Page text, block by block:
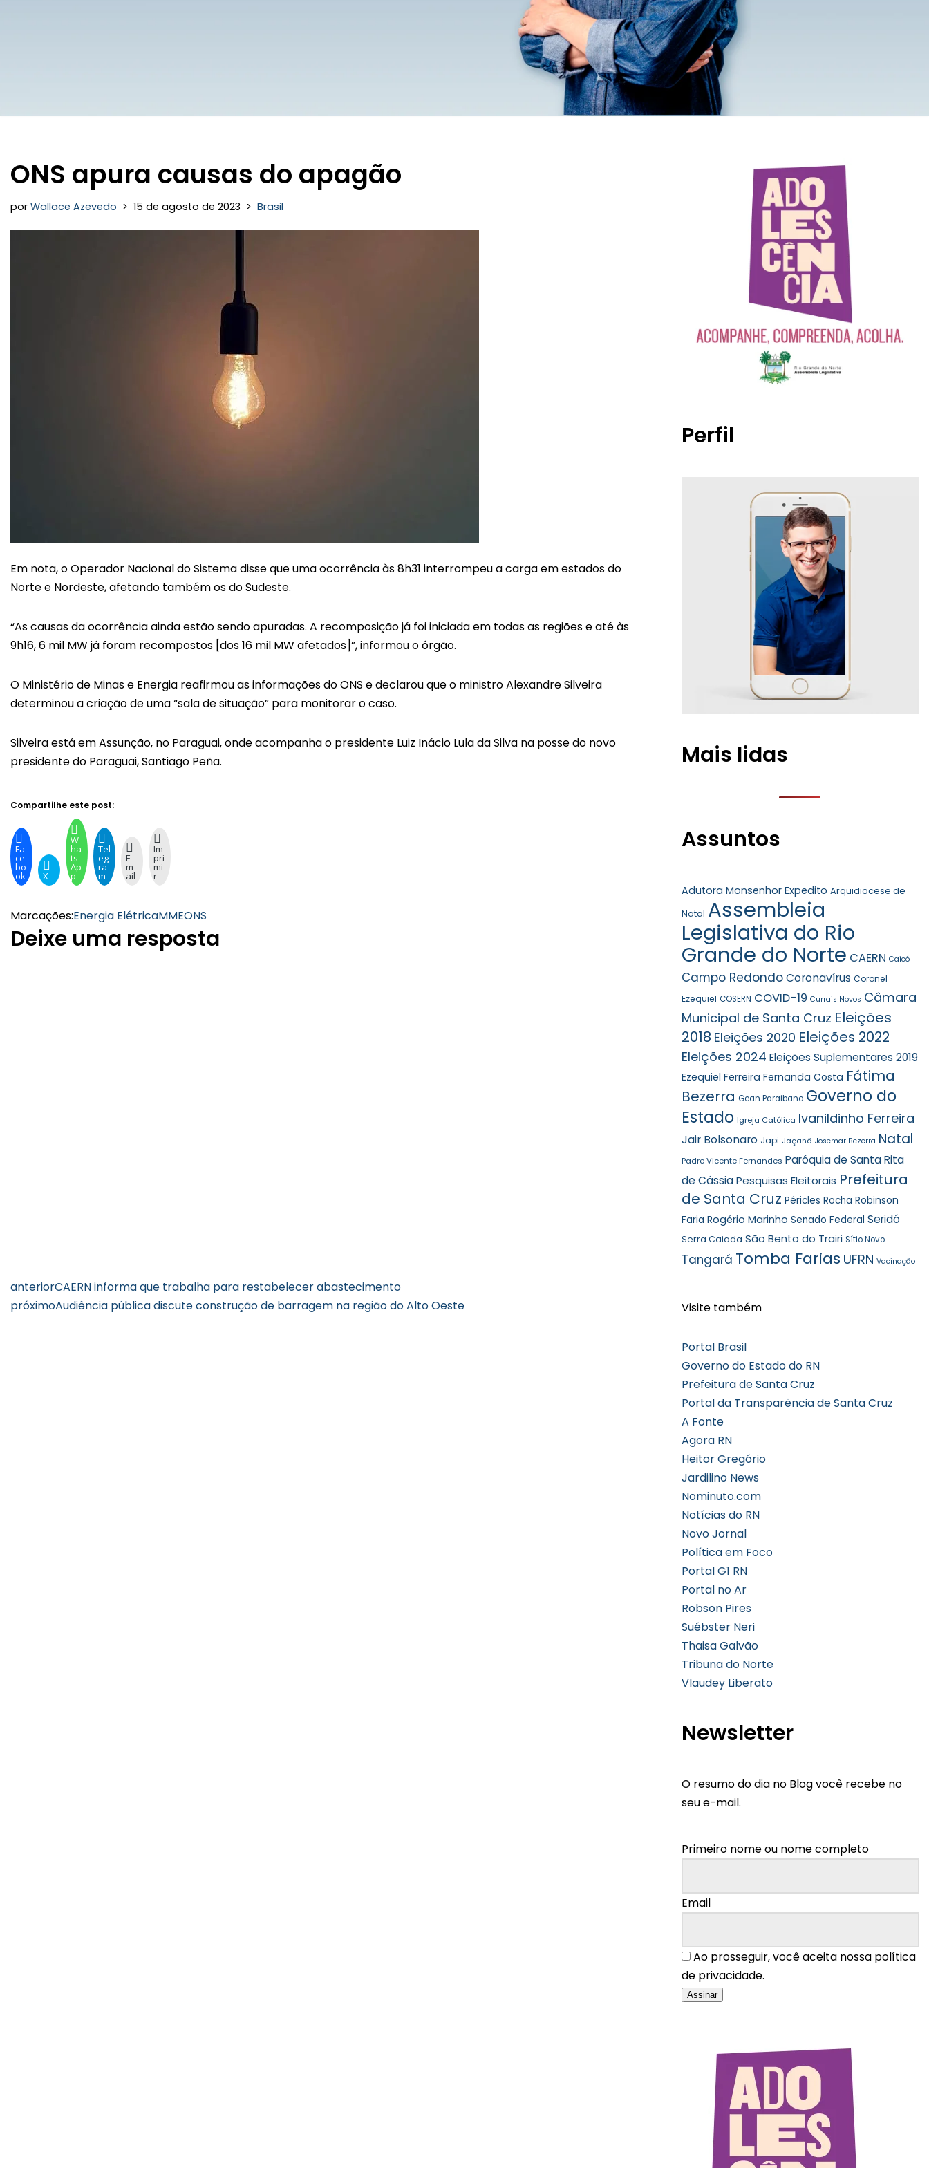
ONS apura causas do apagão
por Wallace Azevedo 15 de agosto de 2023 Brasil
Em nota, o Operador Nacional do Sistema disse que uma ocorrência às 8h31 interrompeu a carga em estados do
Norte e Nordeste, afetando também os do Sudeste.
“As causas da ocorrência ainda estão sendo apuradas. A recomposição já foi iniciada em todas as regiões e até às
9h16, 6 mil MW já foram recompostos [dos 16 mil MW afetados]”, informou o órgão.
O Ministério de Minas e Energia reafirmou as informações do ONS e declarou que o ministro Alexandre Silveira
determinou a criação de uma “sala de situação” para monitorar o caso.
Silveira está em Assunção, no Paraguai, onde acompanha o presidente Luiz Inácio Lula da Silva na posse do novo
presidente do Paraguai, Santiago Peña.
Compartilhe este post:
Fa
ce
bo
ok X
W
ha
ts
Ap
p
Tel
eg
ra
m
E-
m
ail
Im
pri
mi
r
Marcações:Energia ElétricaMMEONS
Deixe uma resposta
anteriorCAERN informa que trabalha para restabelecer abastecimento
próximoAudiência pública discute construção de barragem na região do Alto Oeste
Perfil
Mais lidas
Assuntos
Adutora Monsenhor Expedito Arquidiocese de
Natal Assembleia
Legislativa do Rio
Grande do Norte CAERN Caicó
Campo Redondo Coronavírus Coronel
Ezequiel COSERN COVID-19 Currais Novos Câmara
Municipal de Santa Cruz Eleições
2018 Eleições 2020 Eleições 2022
Eleições 2024 Eleições Suplementares 2019
Ezequiel Ferreira Fernanda Costa Fátima
Bezerra Gean Paraibano Governo do
Estado Igreja Católica Ivanildinho Ferreira
Jair Bolsonaro Japi Jaçanã Josemar Bezerra Natal
Padre Vicente Fernandes Paróquia de Santa Rita
de Cássia Pesquisas Eleitorais Prefeitura
de Santa Cruz Péricles Rocha Robinson
Faria Rogério Marinho Senado Federal Seridó
Serra Caiada São Bento do Trairi Sítio Novo
Tangará Tomba Farias UFRN Vacinação
Visite também
Portal Brasil
Governo do Estado do RN
Prefeitura de Santa Cruz
Portal da Transparência de Santa Cruz
A Fonte
Agora RN
Heitor Gregório
Jardilino News
Nominuto.com
Notícias do RN
Novo Jornal
Política em Foco
Portal G1 RN
Portal no Ar
Robson Pires
Suébster Neri
Thaisa Galvão
Tribuna do Norte
Vlaudey Liberato
Newsletter
O resumo do dia no Blog você recebe no
seu e-mail.
Primeiro nome ou nome completo
Email
Ao prosseguir, você aceita nossa política
de privacidade.